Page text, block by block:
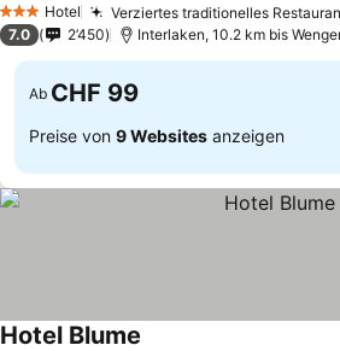
3 SterneHotel Verziertes traditionelles
7.0 2’450 Interlaken, 10.2 km bis
Ab CHF 99
Preise von 9 Websites anzeigen
Hotel Blume